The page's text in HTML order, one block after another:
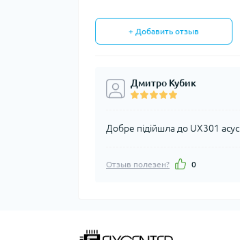
+ Добавить отзыв
Дмитро Кубик
Добре підійшла до UX301 асус
Отзыв полезен? 0